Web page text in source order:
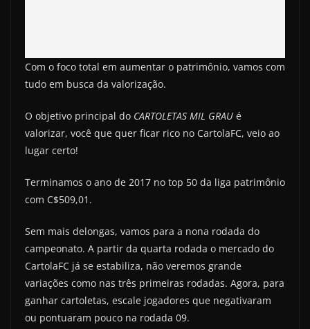
Com o foco total em aumentar o patrimônio, vamos com
tudo em busca da valorização.
O objetivo principal do CARTOLETAS MIL GRAU é
valorizar, você que quer ficar rico no CartolaFC, veio ao
lugar certo!
Terminamos o ano de 2017 no top 50 da liga patrimônio
com C$509,01.
Sem mais delongas, vamos para a nona rodada do
campeonato. A partir da quarta rodada o mercado do
CartolaFC já se estabiliza, não veremos grande
variações como nas três primeiras rodadas. Agora, para
ganhar cartoletas, escale jogadores que negativaram
ou pontuaram pouco na rodada 09.